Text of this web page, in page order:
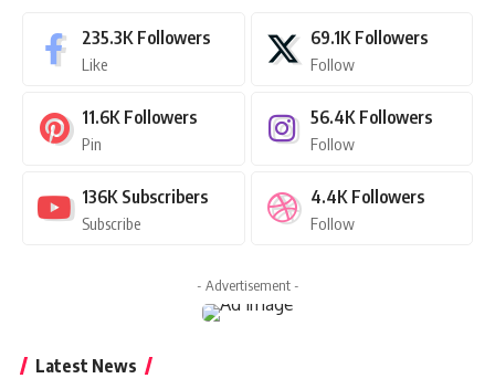
235.3K Followers
Like
69.1K Followers
Follow
11.6K Followers
Pin
56.4K Followers
Follow
136K Subscribers
Subscribe
4.4K Followers
Follow
- Advertisement -
Latest News